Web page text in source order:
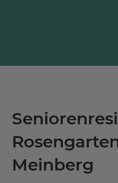
Meinberg